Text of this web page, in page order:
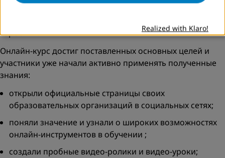
взрослых.
Онлайн-курс достиг поставленных основных целей и
участники уже начали активно применять полученные
знания:
открыли официальные страницы своих
образовательных организаций в социальных сетях;
поняли значение и узнали о широких возможностях
онлайн-инструментов в обучении ;
создали пробные видео-ролики и видео-уроки;
Realized with Klaro!